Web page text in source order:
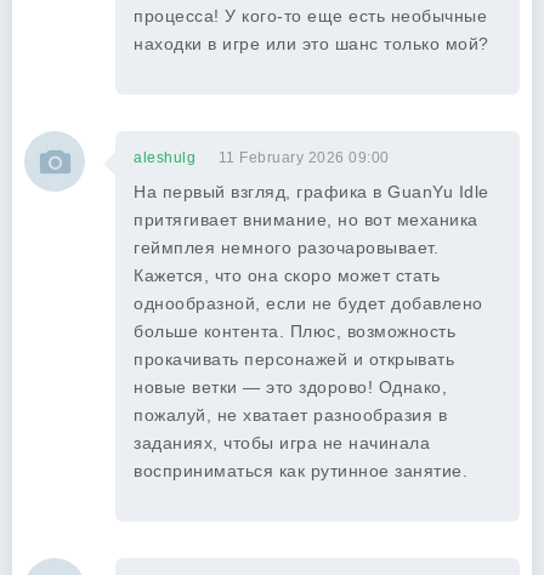
процесса! У кого-то еще есть необычные
находки в игре или это шанс только мой?
aleshulg 11 February 2026 09:00
На первый взгляд, графика в GuanYu Idle
притягивает внимание, но вот механика
геймплея немного разочаровывает.
Кажется, что она скоро может стать
однообразной, если не будет добавлено
больше контента. Плюс, возможность
прокачивать персонажей и открывать
новые ветки — это здорово! Однако,
пожалуй, не хватает разнообразия в
заданиях, чтобы игра не начинала
восприниматься как рутинное занятие.